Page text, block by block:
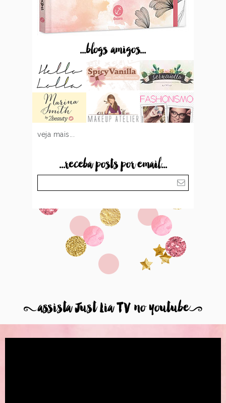
...blogs amigos...
veja mais...
...receba posts por email...
8assista Just Lia TV no youtube9